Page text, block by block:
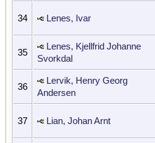
34 Lenes, Ivar
35
Lenes, Kjellfrid Johanne
Svorkdal
36
Lervik, Henry Georg
Andersen
37 Lian, Johan Arnt